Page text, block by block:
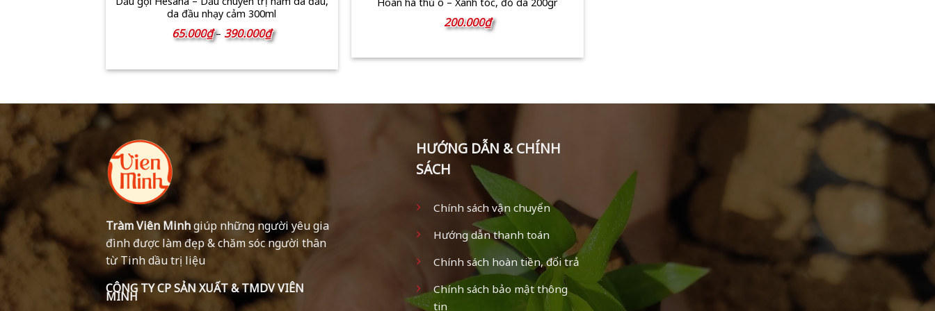
da đầu nhạy cảm 300ml
65.000₫ – 390.000₫Khoảng
giá:
đến
200.000₫
Tràm Viên Minhgiúp những người yêu gia
đình được làm đẹp & chăm sóc người thân
từ Tinh dầu trị liệu
CÔNG TY CP SẢN XUẤT & TMDV VIÊN
MINH
HƯỚNG DẪN & CHÍNH
SÁCH
Chính sách vận chuyển
Hướng dẫn thanh toán
Chính sách hoàn tiền, đổi trả
Chính sách bảo mật thông
tin